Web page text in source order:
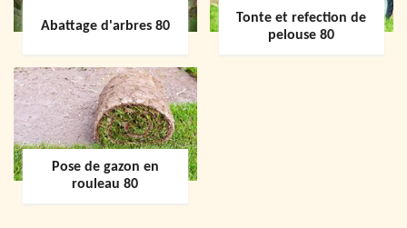
Abattage d'arbres 80
Tonte et refection de
pelouse 80
Pose de gazon en
rouleau 80